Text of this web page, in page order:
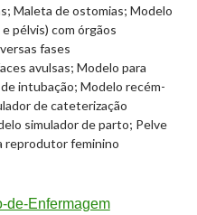
Maleta de ostomias; Modelo
pélvis) com órgãos
fases
avulsas; Modelo para
intubação; Modelo recém-
de cateterização
simulador de parto; Pelve
reprodutor feminino
de-Enfermagem